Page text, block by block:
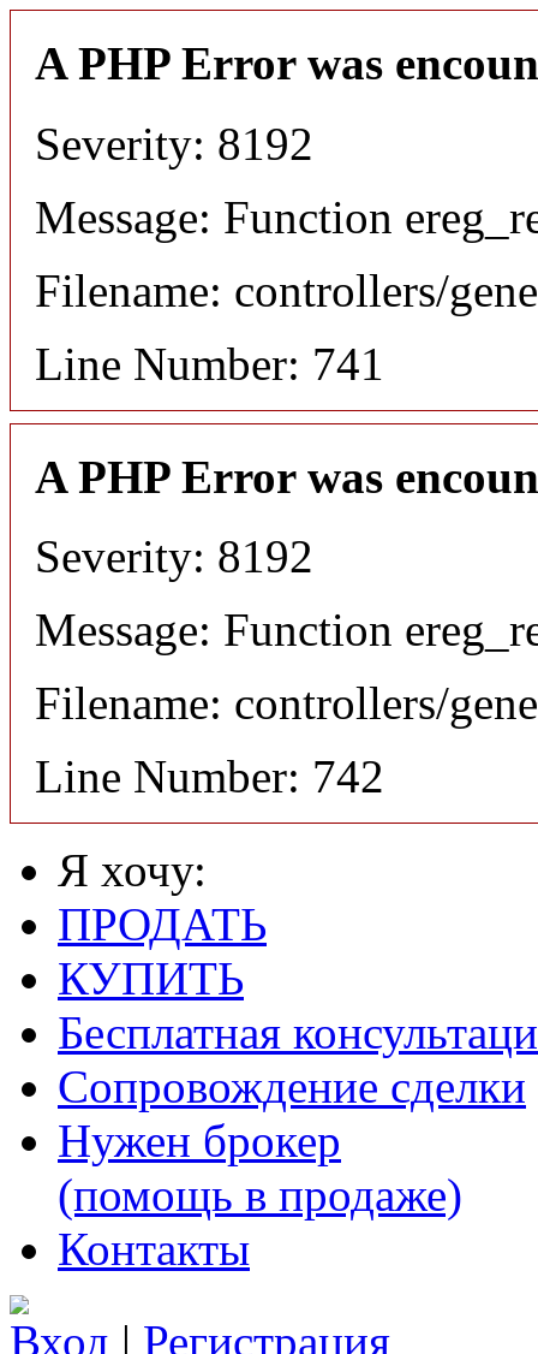
A PHP Error was
Severity: 8192
Message: Function
Filename: controllers/
Line Number: 741
A PHP Error was
Severity: 8192
Message: Function
Filename: controllers/
Line Number: 742
Я хочу:
ПРОДАТЬ
КУПИТЬ
Бесплатная
Сопровождение сделки
Нужен брокер
(помощь в продаже)
Контакты
Вход | Регистрация